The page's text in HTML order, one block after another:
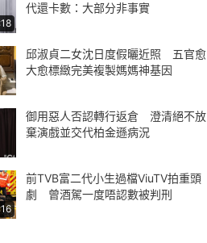
代還卡數：大部分非事實
邱淑貞二女沈日度假曬近照 五官愈
大愈標緻完美複製媽媽神基因
御用惡人否認轉行返倉 澄清絕不放
棄演戲並交代柏金遜病況
前TVB富二代小生過檔ViuTV拍重頭
劇 曾酒駕一度唔認數被判刑